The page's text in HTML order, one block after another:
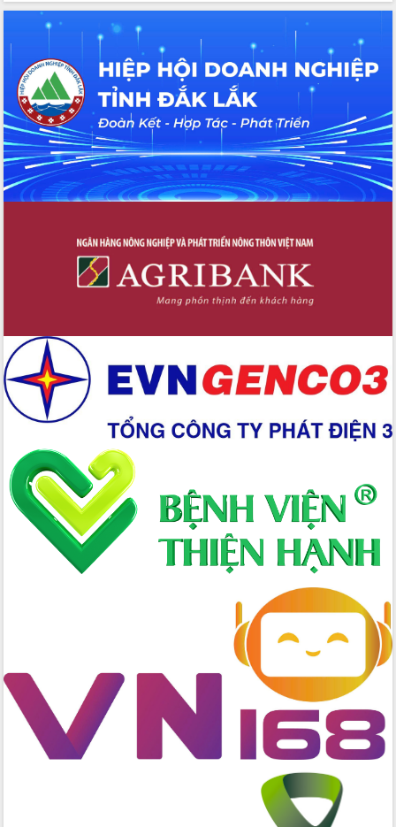
Hồ Thị Nguyên Thảo làm việc tại Trung
tâm Phục vụ hành chính công xã Ea
Xây dựng nền hành chính số đồng
hành cùng nông dân dân, doanh nghiệp
Giai đoạn 2026-2030, Đắk Lắk phấn
đấu có 77% xã đạt chuẩn nông thôn
mới
Chuyển đổi số 'mở đường' cho nông
nghiệp Đắk Lắk tăng trưởng bứt phá
Triển khai đồng bộ đo đạc, lập hồ sơ
Ứng dụng sinh trắc học - Bước tiến
trong hành trình chuyển đổi số tại Đắk
Đảng từ Sổ tay đảng viên điện tử
Đắk Lắk đẩy mạnh nuôi biển công
nghệ, hướng tới phát triển thủy sản
bền vững
Tập huấn nâng cao năng lực triển khai
chuyển đổi số cho cán bộ, công chức
cấp xã
Đắk Lắk phát động hưởng ứng Ngày
Quyền của người tiêu dùng Việt Nam
2026
Đẩy mạnh cải cách hành chính, quyết
tâm đạt được mục tiêu tăng trưởng
hai con số trong năm 2026
Bệnh án điện tử thúc đẩy chuyển đổi
số y tế tại Đắk Lắk
Chuyển đổi số thư viện: Mở rộng
không gian tri thức trong thời đại số